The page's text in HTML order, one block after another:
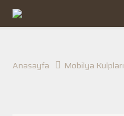
Anasayfa Mobilya Kulpları